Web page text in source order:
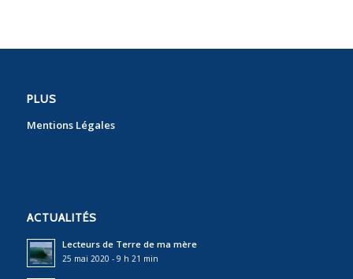
PLUS
Mentions Légales
ACTUALITÉS
Lecteurs de Terre de ma mère
25 mai 2020 - 9 h 21 min